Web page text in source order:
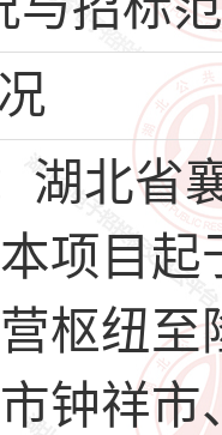
湖北省
项目
枢纽
钟祥